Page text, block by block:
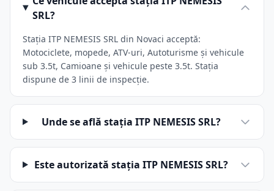
SRL?
Stația ITP NEMESIS SRL din Novaci acceptă:
Motociclete, mopede, ATV-uri, Autoturisme și vehicule
sub 3.5t, Camioane și vehicule peste 3.5t. Stația
dispune de 3 linii de inspecție.
Unde se află stația ITP NEMESIS SRL?
Este autorizată stația ITP NEMESIS SRL?